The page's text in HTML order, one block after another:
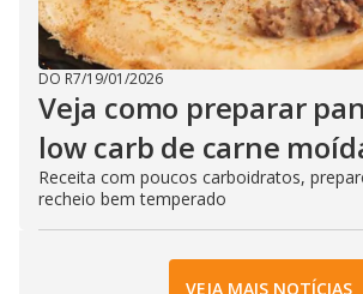
DO R7/19/01/2026
Veja como preparar
low carb de carne
Receita com poucos carboidratos,
recheio bem temperado
VEJA MAIS NOTÍCIAS